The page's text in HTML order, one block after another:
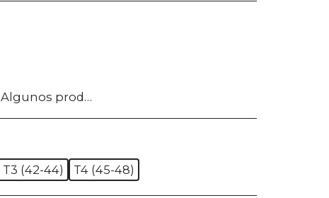
Algunos productos no califican para ser regresados, te pedimos confirmes bien tu talla, modelo o estilo.
T3 (42-44) T4 (45-48)